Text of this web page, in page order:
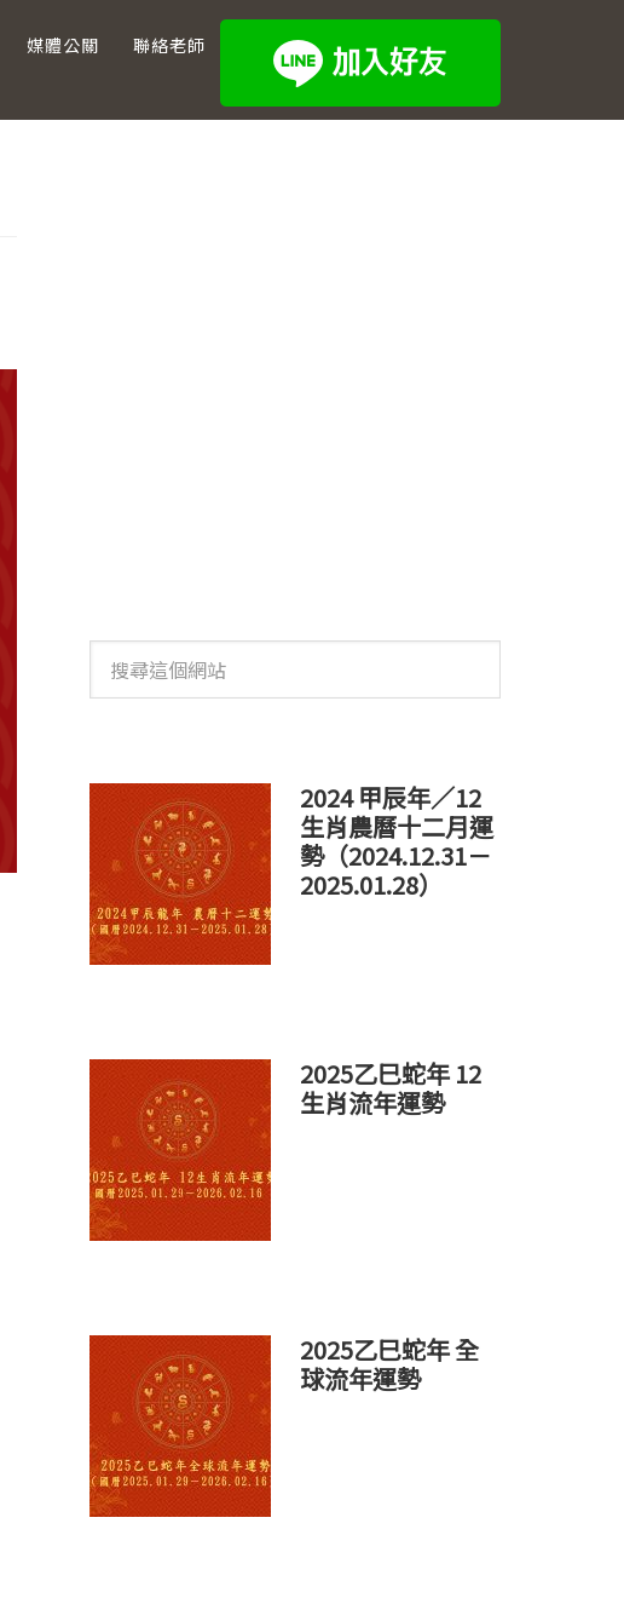
媒體公關 聯絡老師
這
站
2024 甲辰年／12
生肖農曆十二月運
勢（2024.12.31－
2025.01.28）
2025乙巳蛇年 12
生肖流年運勢
2025乙巳蛇年 全
球流年運勢